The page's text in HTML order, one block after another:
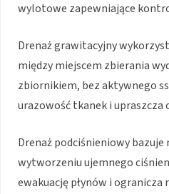
wylotowe zapewniające
Drenaż grawitacyjny
między miejscem zbierania
zbiornikiem, bez aktywnego
urazowość tkanek i upraszcza
Drenaż podciśnieniowy
wytworzeniu ujemnego
ewakuację płynów i ogranicza